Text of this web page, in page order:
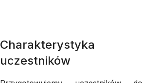
Charakterystyka
uczestników